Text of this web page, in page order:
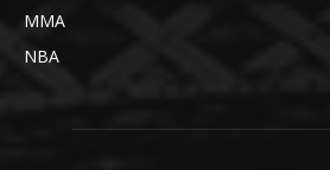
MMA
NBA